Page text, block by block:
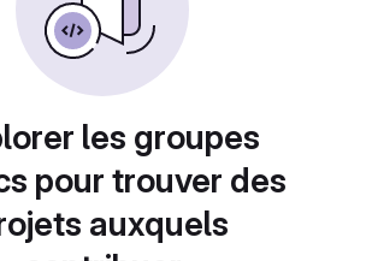
les groupes
pour trouver des
auxquels